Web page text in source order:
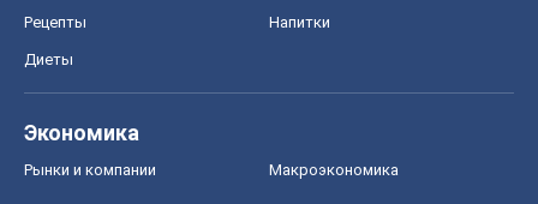
Рецепты Напитки
Диеты
Экономика
Рынки и компании Mакроэкономика